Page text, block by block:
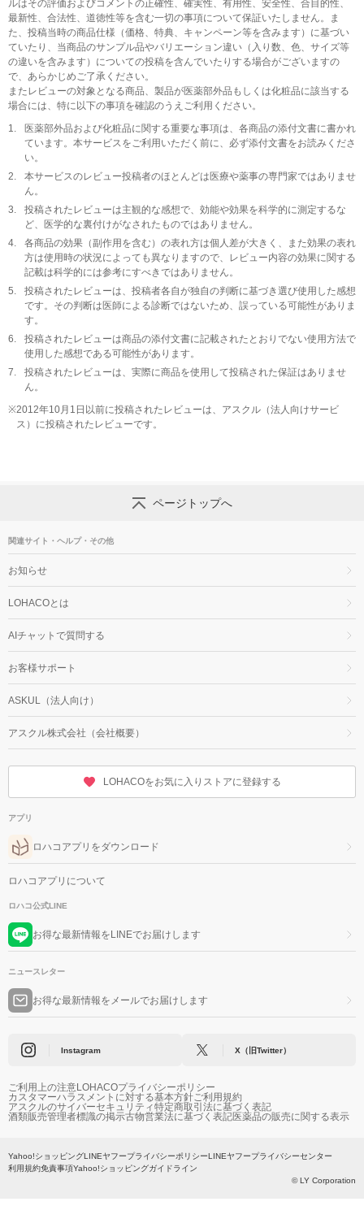
ルはその評価およびコメントの正確性、確実性、有用性、安全性、合目的性、
最新性、合法性、道徳性等を含む一切の事項について保証いたしません。ま
た、投稿当時の商品仕様（価格、特典、キャンペーン等を含みます）に基づい
ていたり、当商品のサンプル品やバリエーション違い（入り数、色、サイズ等
の違いを含みます）についての投稿を含んでいたりする場合がございますの
で、あらかじめご了承ください。
またレビューの対象となる商品、製品が医薬部外品もしくは化粧品に該当する
場合には、特に以下の事項を確認のうえご利用ください。
1.
医薬部外品および化粧品に関する重要な事項は、各商品の添付文書に書かれ
ています。本サービスをご利用いただく前に、必ず添付文書をお読みくださ
い。
2.
本サービスのレビュー投稿者のほとんどは医療や薬事の専門家ではありませ
ん。
3.
投稿されたレビューは主観的な感想で、効能や効果を科学的に測定するな
ど、医学的な裏付けがなされたものではありません。
4.
各商品の効果（副作用を含む）の表れ方は個人差が大きく、また効果の表れ
方は使用時の状況によっても異なりますので、レビュー内容の効果に関する
記載は科学的には参考にすべきではありません。
5.
投稿されたレビューは、投稿者各自が独自の判断に基づき選び使用した感想
です。その判断は医師による診断ではないため、誤っている可能性がありま
す。
6.
投稿されたレビューは商品の添付文書に記載されたとおりでない使用方法で
使用した感想である可能性があります。
7.
投稿されたレビューは、実際に商品を使用して投稿された保証はありませ
ん。
※2012年10月1日以前に投稿されたレビューは、アスクル（法人向けサービ
ス）に投稿されたレビューです。
ページトップへ
関連サイト・ヘルプ・その他
お知らせ
LOHACOとは
AIチャットで質問する
お客様サポート
ASKUL（法人向け）
アスクル株式会社（会社概要）
LOHACOをお気に入りストアに登録する
アプリ
ロハコアプリをダウンロード
ロハコアプリについて
ロハコ公式LINE
お得な最新情報をLINEでお届けします
ニュースレター
お得な最新情報をメールでお届けします
Instagram X（旧Twitter）
ご利用上の注意LOHACOプライバシーポリシー
カスタマーハラスメントに対する基本方針ご利用規約
アスクルのサイバーセキュリティ特定商取引法に基づく表記
酒類販売管理者標識の掲示古物営業法に基づく表記医薬品の販売に関する表示
Yahoo!ショッピングLINEヤフープライバシーポリシーLINEヤフープライバシーセンター
利用規約免責事項Yahoo!ショッピングガイドライン
© LY Corporation